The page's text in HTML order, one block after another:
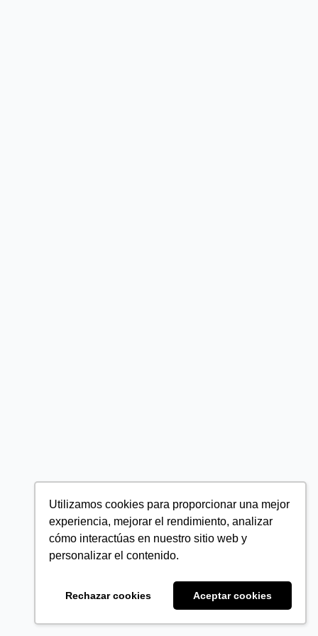
Utilizamos cookies para proporcionar una mejor
experiencia, mejorar el rendimiento, analizar
cómo interactúas en nuestro sitio web y
personalizar el contenido.
Rechazar cookies Aceptar cookies